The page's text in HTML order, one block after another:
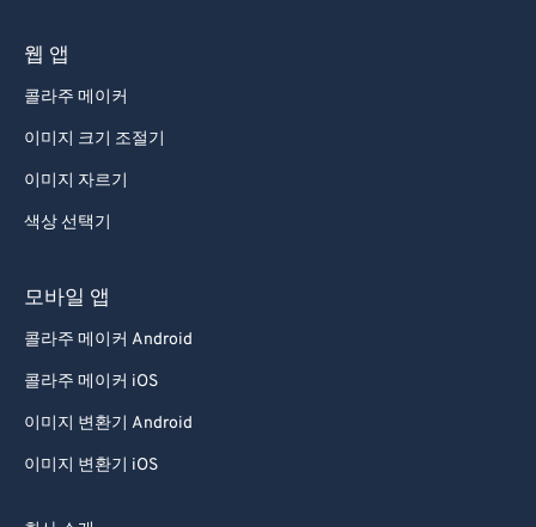
웹 앱
콜라주 메이커
이미지 크기 조절기
이미지 자르기
색상 선택기
모바일 앱
콜라주 메이커 Android
콜라주 메이커 iOS
이미지 변환기 Android
이미지 변환기 iOS